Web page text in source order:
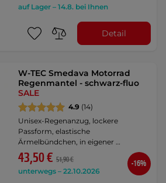
auf Lager – 14.8. bei Ihnen
Detail
W-TEC Smedava Motorrad
Regenmantel - schwarz-fluo
SALE
4.9 (14)
Unisex-Regenanzug, lockere
Passform, elastische
Ärmelbündchen, in eigener …
43,50 € 51,90 €
unterwegs – 22.10.2026
-16%